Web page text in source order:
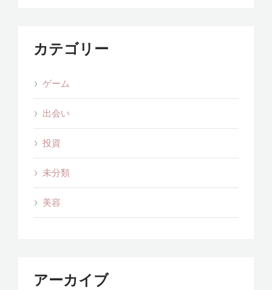
カテゴリー
ゲーム
出会い
投資
未分類
美容
アーカイブ